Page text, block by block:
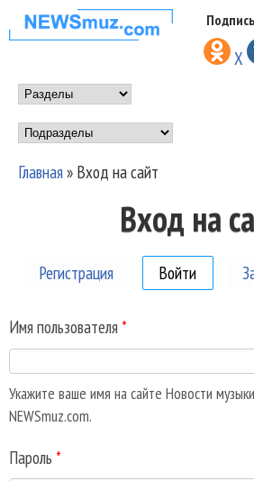
Перейти к
содержанию
НОВОСТИ
МУЗЫКИ И
ШОУ БИЗНЕСА
NEWSMUZ.COM
X
Main menu
Подразделы
Вы здесь
Главная» Вход на сайт
Вход на
Регистрация Войти
Имя пользователя *
Укажите ваше имя на сайте Новости
NEWSmuz.com.
Пароль *